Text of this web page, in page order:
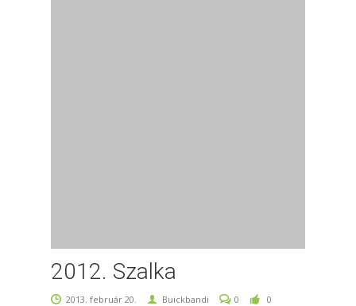
2012. Szalka
2013. február 20. Buickbandi 0 0